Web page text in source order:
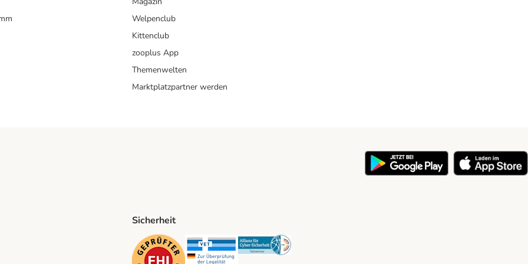
Welpenclub
Kittenclub
zooplus App
Themenwelten
Marktplatzpartner werden
Method
Sicherheit
Security Security Security